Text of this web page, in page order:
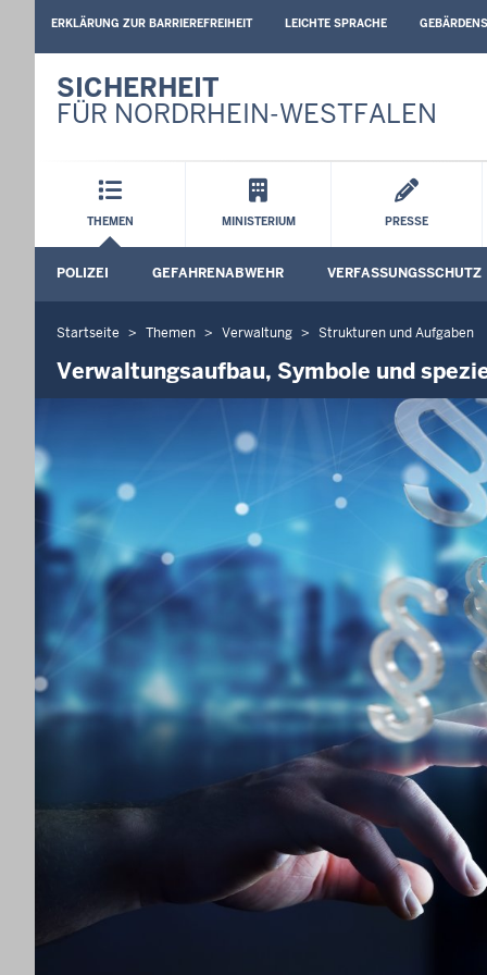
SPRACHEN
ERKLÄRUNG ZUR BARRIEREFREIHEIT LEICHTE SPRACHE
SICHERHEIT
FÜR NORDRHEIN-WESTFALEN
Hauptmenü
THEMEN MINISTERIUM PRESSE
POLIZEI GEFAHRENABWEHR VERFASSUNGSSCHUTZ
Sie
befinden
Startseite Themen Verwaltung Strukturen und Aufgaben
Verwaltungsaufbau, Symbole und